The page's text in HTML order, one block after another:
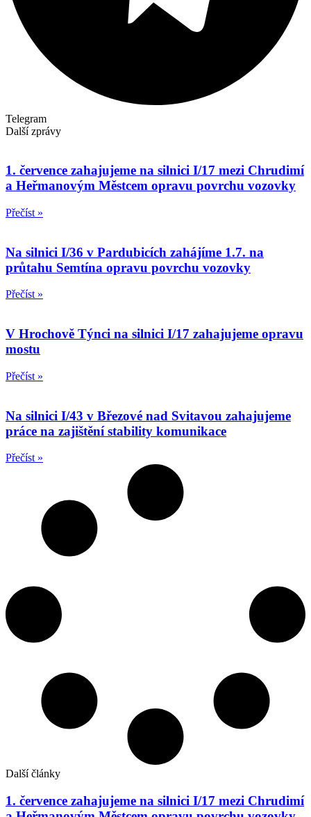
Telegram
Další zprávy
1. července zahajujeme na silnici I/17 mezi Chrudimí
a Heřmanovým Městcem opravu povrchu vozovky
Přečíst »
Na silnici I/36 v Pardubicích zahájíme 1.7. na
průtahu Semtína opravu povrchu vozovky
Přečíst »
V Hrochově Týnci na silnici I/17 zahajujeme opravu
mostu
Přečíst »
Na silnici I/43 v Březové nad Svitavou zahajujeme
práce na zajištění stability komunikace
Přečíst »
Další články
1. července zahajujeme na silnici I/17 mezi Chrudimí